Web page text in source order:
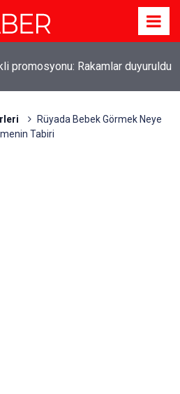
köy hem mahalle hayatı iç içe!
semt
Rüyada Bebek Görmek Neye
Tabiri